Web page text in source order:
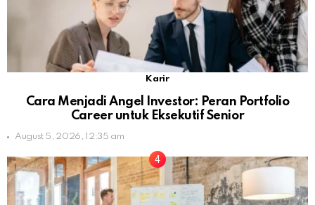
Karir
Cara Menjadi Angel Investor: Peran Portfolio
Career untuk Eksekutif Senior
August 5, 2026, 12:35 am